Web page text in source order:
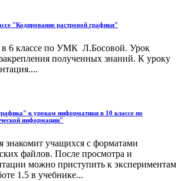
"Кодирование растровой графики"
6 классе по УМК Л.Босовой. Урок
полученных знаний. К уроку
к урокам информатики в 10 классе по
информации"
знакомит учащихся с форматами
файлов. После просмотра и
можно приступить к экспериментам
1.5 в учебнике...